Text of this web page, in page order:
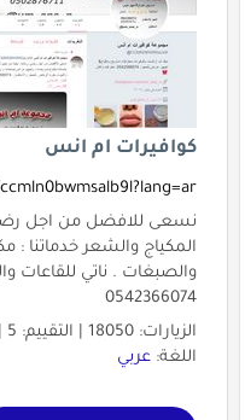
كوافيرات ام انس
نسعى للافضل من اجل رضى
المكياج والشعر خدماتنا :
والصبغات . ناتي للقاعات
0542366074
الزيارات: 18050 | التقييم: 5 | المقيّمين: 8 | الدولة:
اللغة: عربي